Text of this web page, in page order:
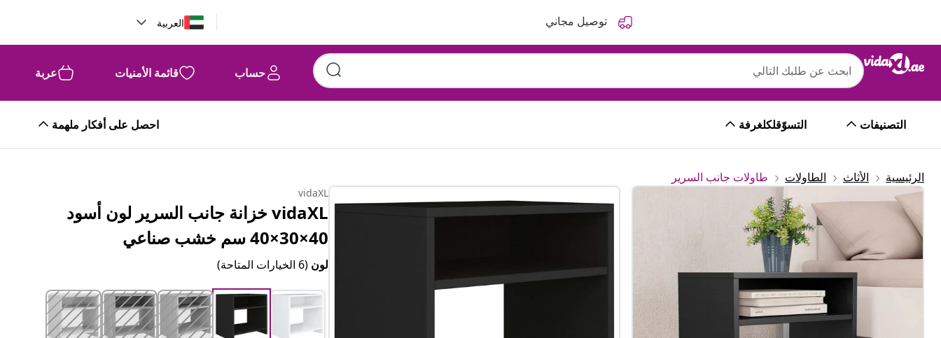
توصيل مجاني العربية
حساب قائمة الأمنيات عربة
التصنيفات التسوّقلكلغرفة احصل على أفكار ملهمة
الرئيسية الأثاث الطاولات طاولات جانب السرير
vidaXL
vidaXL خزانة جانب السرير لون أسود
40×30×40 سم خشب صناعي
لون(6 الخيارات المتاحة)